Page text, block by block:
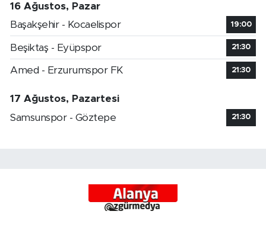
16 Ağustos, Pazar
Başakşehir - Kocaelispor
19:00
Beşiktaş - Eyüpspor 21:30
Amed - Erzurumspor FK 21:30
17 Ağustos, Pazartesi
Samsunspor - Göztepe
21:30